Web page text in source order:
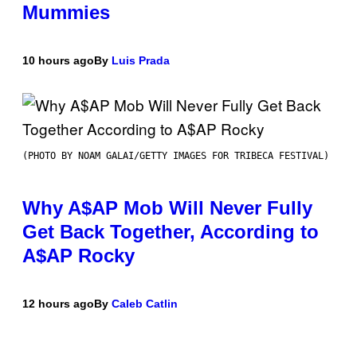
Mummies
10 hours agoBy Luis Prada
(PHOTO BY NOAM GALAI/GETTY IMAGES FOR TRIBECA FESTIVAL)
Why A$AP Mob Will Never Fully
Get Back Together, According to
A$AP Rocky
12 hours agoBy Caleb Catlin